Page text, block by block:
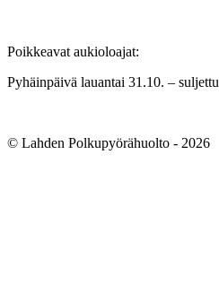
Poikkeavat aukioloajat:
Pyhäinpäivä lauantai 31.10. – suljettu
© Lahden Polkupyörähuolto - 2026